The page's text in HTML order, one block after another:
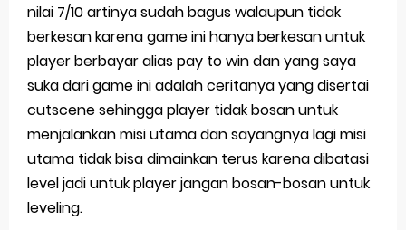
nilai 7/10 artinya sudah bagus walaupun tidak
berkesan karena game ini hanya berkesan untuk
player berbayar alias pay to win dan yang saya
suka dari game ini adalah ceritanya yang disertai
cutscene sehingga player tidak bosan untuk
menjalankan misi utama dan sayangnya lagi misi
utama tidak bisa dimainkan terus karena dibatasi
level jadi untuk player jangan bosan-bosan untuk
leveling.